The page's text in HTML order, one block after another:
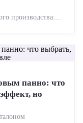
производства:
панно: что
но